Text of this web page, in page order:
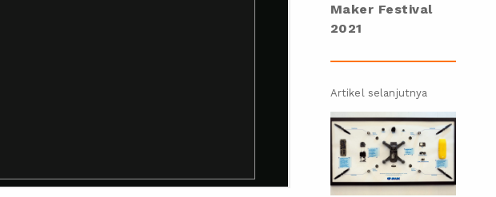
Maker Festival
2021
Artikel selanjutnya